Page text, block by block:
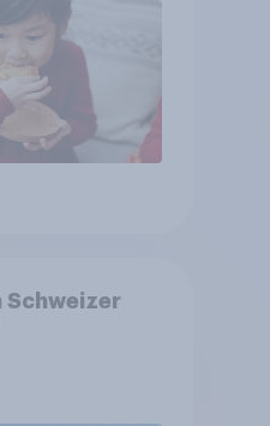
Schweizer